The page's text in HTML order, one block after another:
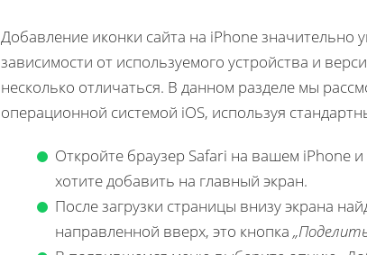
Добавление иконки сайта на iPhone
зависимости от используемого устройства и
несколько отличаться. В данном разделе мы
операционной системой iOS, используя
Откройте браузер Safari на вашем iPhone
хотите добавить на главный экран.
После загрузки страницы внизу экрана
направленной вверх, это кнопка